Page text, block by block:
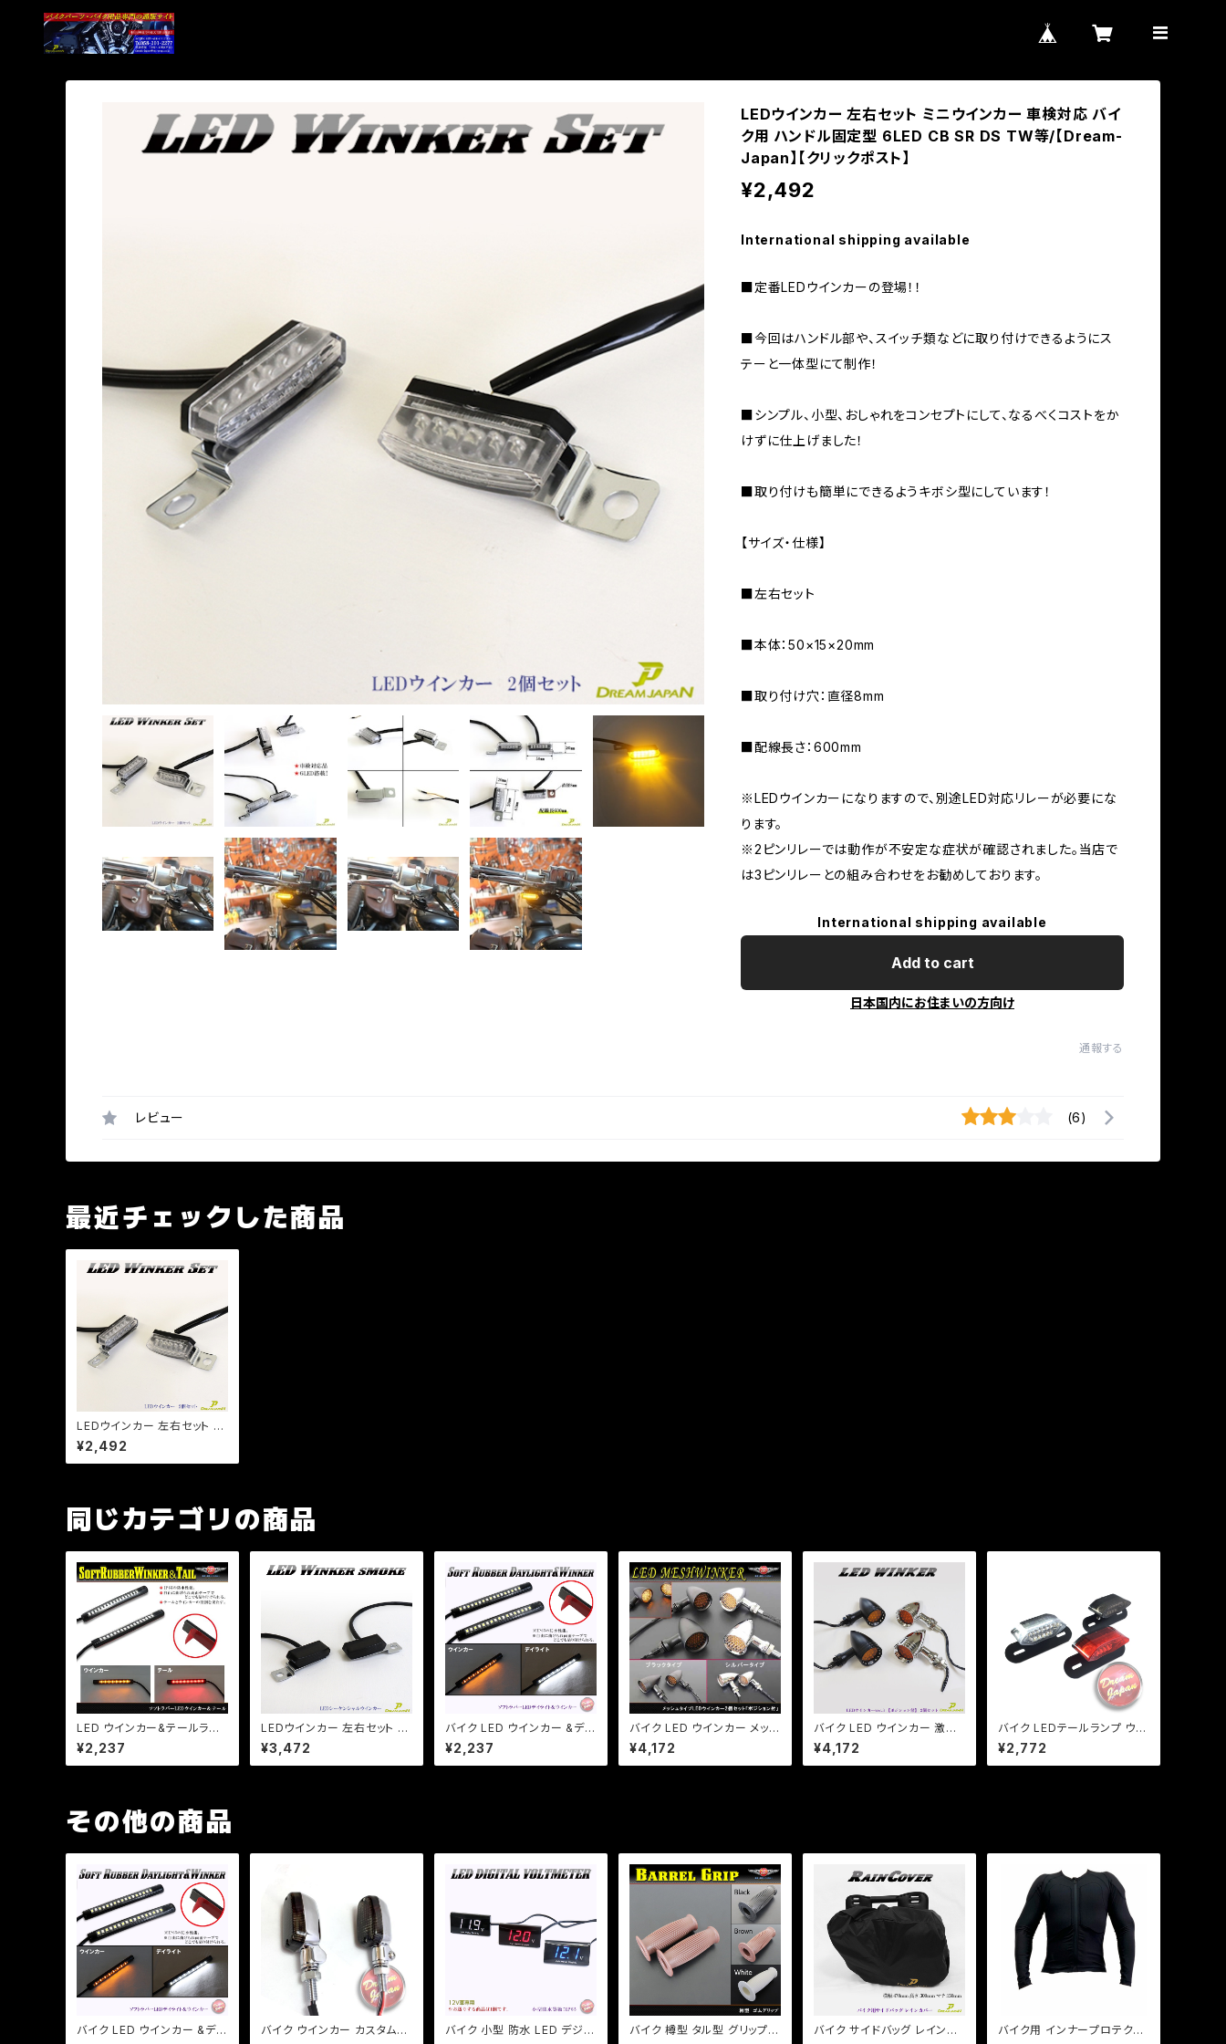
LEDウインカー 左右セット ミニウインカー 車検対応 バイ
ク用 ハンドル固定型 6LED CB SR DS TW等/【Dream-
Japan】【クリックポスト】
¥2,492
International shipping available
■定番LEDウインカーの登場！！
■今回はハンドル部や、スイッチ類などに取り付けできるようにス
テーと一体型にて制作！
■シンプル、小型、おしゃれをコンセプトにして、なるべくコストをか
けずに仕上げました！
■取り付けも簡単にできるようキボシ型にしています！
【サイズ・仕様】
■左右セット
■本体：50×15×20mm
■取り付け穴：直径8mm
■配線長さ：600mm
※LEDウインカーになりますので、別途LED対応リレーが必要にな
ります。
※2ピンリレーでは動作が不安定な症状が確認されました。当店で
は3ピンリレーとの組み合わせをお勧めしております。
International shipping available
Add to cart
日本国内にお住まいの方向け
通報する
レビュー (6)
最近チェックした商品
LEDウインカー 左右セット ミ
ニウインカー 車検対応 バイク
用 ハンドル固定型 6LED CB
SR DS TW等/【Dream-Jap
¥2,492
同じカテゴリの商品
LED ウインカー&テールラン
プ / 曲線・防水仕様/両面テー
プ/左右2個セット リアフェンダ
ー カウルに装着！ ZR ZZ ZX
¥2,237
LEDウインカー 左右セット ミ
ニウインカー 流れるウインカ
ー【 スモークレンズ】 ハンドル
固定型 6LED CB SR DS T
¥3,472
バイク LED ウインカー &デイ
ライト / 曲面・防水仕様/両面
テープ/2本セット/マジェ/原
付/CBR/a353【クリックポス
¥2,237
バイク LED ウインカー メッシ
ュタイプ 激渋 2個セット ポジ
ション付 アメリカン レトロ チ
ョッパー a218
¥4,172
バイク LED ウインカー 激渋
激光 / 2個セット / 【シルバー・
ブラック選択】ver.3 ポジショ
ンランプ付 アメリカン レトロ
¥4,172
バイク LEDテールランプ ウイ
ンカー 一体型テール【レンズ
色選択】 汎用 ルーカス CB X
J SR TW
¥2,772
その他の商品
バイク LED ウインカー &デイ
バイク ウインカー カスタムウ
バイク 小型 防水 LED デジタ
バイク 樽型 タル型 グリップ 2
バイク サイドバッグ レインカ
バイク用 インナープロテクタ